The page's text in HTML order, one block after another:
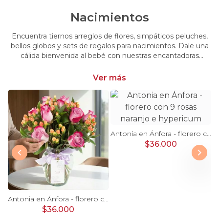
Nacimientos
Encuentra tiernos arreglos de flores, simpáticos peluches,
bellos globos y sets de regalos para nacimientos. Dale una
cálida bienvenida al bebé con nuestras encantadoras
especial.
Ver más
Antonia en Ánfora - florero con 9 rosas lila e hypericum
$36.000
Antonia en Ánfora - florero con 9 rosas naranjo e hypericum
$36.000